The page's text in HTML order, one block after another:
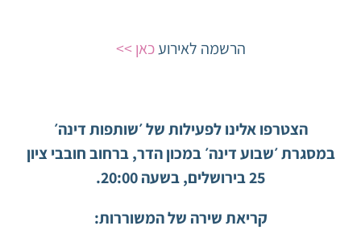
הרשמה לאירועכאן >>
הצטרפו אלינו לפעילות של ׳שותפות דינה׳
במסגרת ׳שבוע דינה׳ במכון הדר, ברחוב חובבי ציון
25 בירושלים, בשעה 20:00.
קריאת שירה של המשוררות: